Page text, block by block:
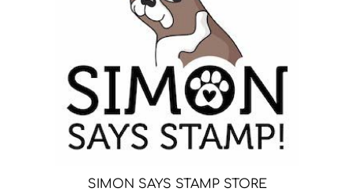
SIMON SAYS STAMP STORE